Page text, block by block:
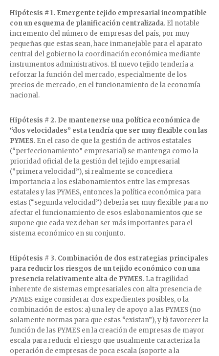
Hipótesis # 1. Emergente tejido empresarial incompatible
con un esquema de planificación centralizada. El notable
incremento del número de empresas del país, por muy
pequeñas que estas sean, hace inmanejable para el aparato
central del gobierno la coordinación económica mediante
instrumentos administrativos. El nuevo tejido tendería a
reforzar la función del mercado, especialmente de los
precios de mercado, en el funcionamiento de la economía
nacional.
Hipótesis # 2. De mantenerse una política económica de
“dos velocidades” esta tendría que ser muy flexible con las
PYMES. En el caso de que la gestión de activos estatales
(“perfeccionamiento” empresarial) se mantenga como la
prioridad oficial de la gestión del tejido empresarial
(“primera velocidad”), si realmente se concediera
importancia a los eslabonamientos entre las empresas
estatales y las PYMES, entonces la política económica para
estas (“segunda velocidad”) debería ser muy flexible para no
afectar el funcionamiento de esos eslabonamientos que se
supone que cada vez deban ser más importantes para el
sistema económico en su conjunto.
Hipótesis # 3. Combinación de dos estrategias principales
para reducir los riesgos de un tejido económico con una
presencia relativamente alta de PYMES. La fragilidad
inherente de sistemas empresariales con alta presencia de
PYMES exige considerar dos expedientes posibles, o la
combinación de estos: a) una ley de apoyo a las PYMES (no
solamente normas para que estas “existan”), y b) favorecer la
función de las PYMES en la creación de empresas de mayor
escala para reducir el riesgo que usualmente caracteriza la
operación de empresas de poca escala (soporte a la